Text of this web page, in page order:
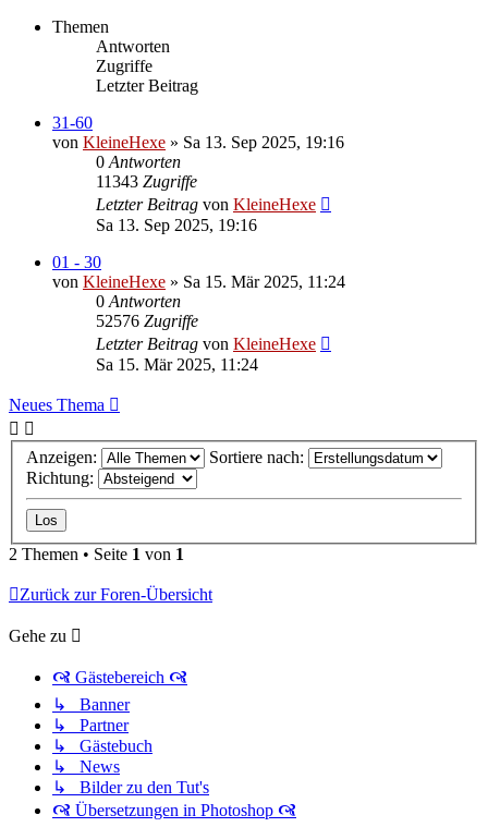
Themen
Antworten
Zugriffe
Letzter Beitrag
31-60
von KleineHexe » Sa 13. Sep 2025, 19:16
0 Antworten
11343 Zugriffe
Letzter Beitrag von KleineHexe
Sa 13. Sep 2025, 19:16
01 - 30
von KleineHexe » Sa 15. Mär 2025, 11:24
0 Antworten
52576 Zugriffe
Letzter Beitrag von KleineHexe
Sa 15. Mär 2025, 11:24
Neues Thema
Anzeigen:
Sortiere nach:
Richtung:
2 Themen • Seite 1 von 1
Zurück zur Foren-Übersicht
Gehe zu
🙧 Gästebereich 🙧
↳ Banner
↳ Partner
↳ Gästebuch
↳ News
↳ Bilder zu den Tut's
🙧 Übersetzungen in Photoshop 🙧